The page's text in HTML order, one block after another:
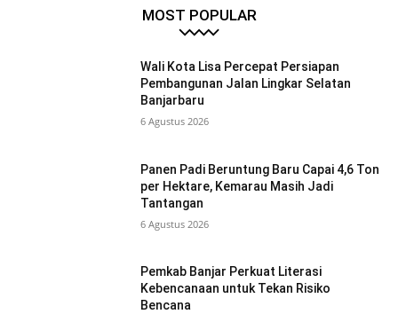
MOST POPULAR
Wali Kota Lisa Percepat Persiapan
Pembangunan Jalan Lingkar Selatan
Banjarbaru
6 Agustus 2026
Panen Padi Beruntung Baru Capai 4,6 Ton
per Hektare, Kemarau Masih Jadi
Tantangan
6 Agustus 2026
Pemkab Banjar Perkuat Literasi
Kebencanaan untuk Tekan Risiko
Bencana